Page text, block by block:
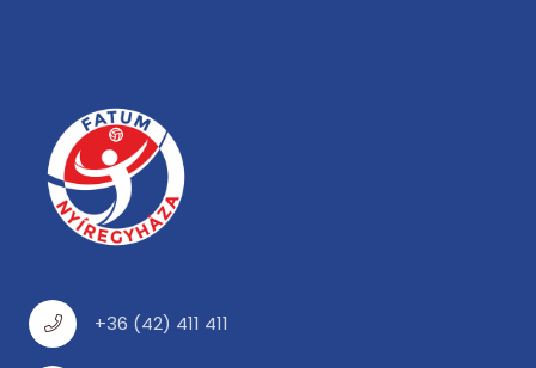
+36 (42) 411 411